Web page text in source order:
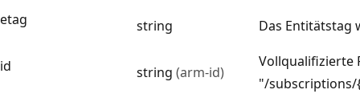
etag
string Das Entitätstag
id string (arm-id)
Vollqualifizierte
"/subscriptions/